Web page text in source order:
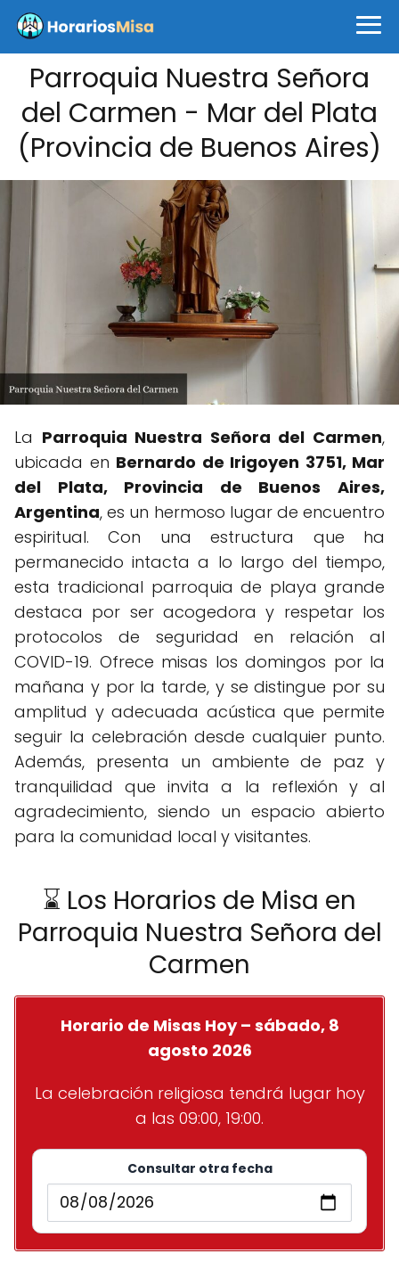
Parroquia Nuestra Señora
del Carmen - Mar del Plata
(Provincia de Buenos Aires)
La Parroquia Nuestra Señora del Carmen,
ubicada en Bernardo de Irigoyen 3751, Mar
del Plata, Provincia de Buenos Aires,
Argentina, es un hermoso lugar de encuentro
espiritual. Con una estructura que ha
permanecido intacta a lo largo del tiempo,
esta tradicional parroquia de playa grande
destaca por ser acogedora y respetar los
protocolos de seguridad en relación al
COVID-19. Ofrece misas los domingos por la
mañana y por la tarde, y se distingue por su
amplitud y adecuada acústica que permite
seguir la celebración desde cualquier punto.
Además, presenta un ambiente de paz y
tranquilidad que invita a la reflexión y al
agradecimiento, siendo un espacio abierto
para la comunidad local y visitantes.
⌛ Los Horarios de Misa en
Parroquia Nuestra Señora del
Carmen
Horario de Misas Hoy – sábado, 8
agosto 2026
La celebración religiosa tendrá lugar hoy
a las 09:00, 19:00.
Consultar otra fecha